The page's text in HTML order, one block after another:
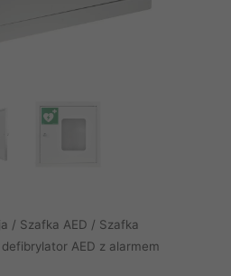
/ Szafka AED / Szafka
AED z alarmem